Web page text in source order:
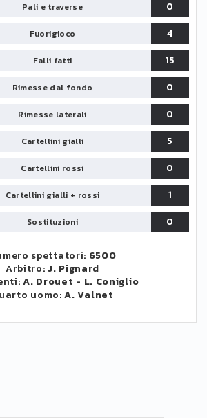
Pali e traverse
0
Fuorigioco
4
Falli fatti
15
Rimesse dal fondo
0
Rimesse laterali
0
Cartellini gialli
5
Cartellini rossi
0
Cartellini gialli + rossi
1
Sostituzioni 0
spettatori: 6500
Arbitro: J. Pignard
A. Drouet - L. Coniglio
uomo:A. Valnet